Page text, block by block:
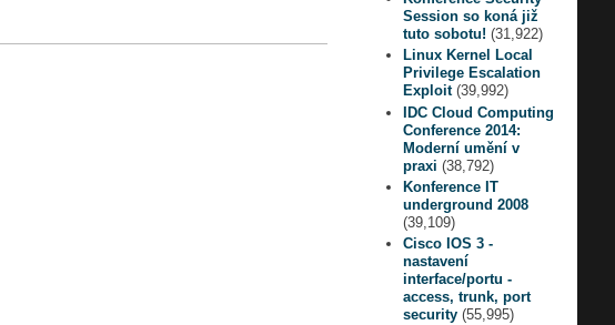
Session so koná již
tuto sobotu! (31,922)
Linux Kernel Local
Privilege Escalation
Exploit (39,992)
IDC Cloud Computing
Conference 2014:
Moderní umění v
praxi (38,792)
Konference IT
underground 2008
(39,109)
Cisco IOS 3 -
nastavení
interface/portu -
access, trunk, port
security (55,995)